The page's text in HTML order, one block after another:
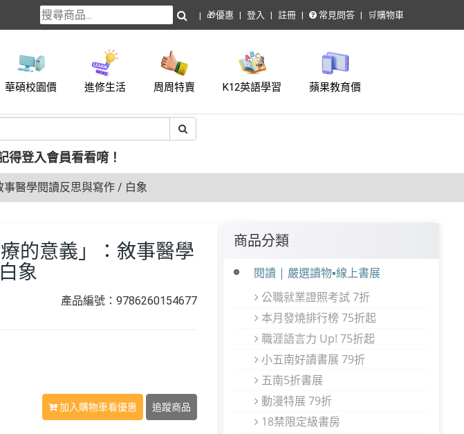
🎁優惠 登入 註冊 常見問答 🛒購物車
華碩校園價 進修生活 周周特賣 K12英語學習 蘋果教育價
得登入會員看看唷！
醫學閱讀反思與寫作 / 白象
商品分類
閱讀 | 嚴選讀物▪線上書展
公職就業證照考試 7折
本月發燒排行榜 75折起
職涯語言力 Up! 75折起
小五南好讀書展 79折
五南5折書展
動漫特展 79折
18禁限定級書房
的意義」：敘事醫學
象
產品編號：9786260154677
加入購物車看優惠 追蹤商品